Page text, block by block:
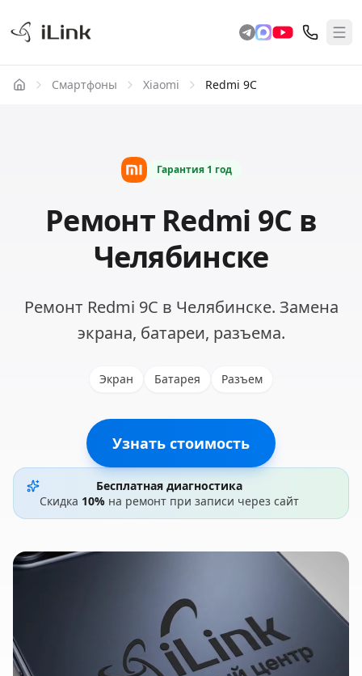
Смартфоны Xiaomi Redmi 9C
Гарантия 1 год
Ремонт Redmi 9C в
Челябинске
Ремонт Redmi 9C в Челябинске. Замена
экрана, батареи, разъема.
Экран Батарея Разъем
Узнать стоимость
Бесплатная диагностика
Скидка 10% на ремонт при записи через сайт